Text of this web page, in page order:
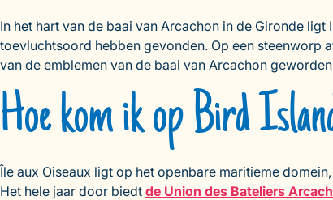
In het hart van de baai van Arcachon in de Gironde
toevluchtsoord hebben gevonden. Op een steenworp
van de emblemen van de baai van Arcachon
Hoe kom ik op Bird
Île aux Oiseaux ligt op het openbare maritieme
Het hele jaar door biedt de Union des Bateliers